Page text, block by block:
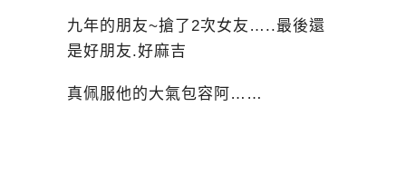
九年的朋友~搶了2次女友…..最後還
是好朋友.好麻吉
真佩服他的大氣包容阿……